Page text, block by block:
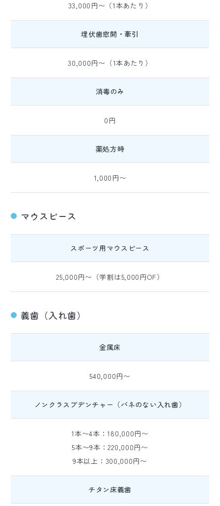
33,000円〜（1本あたり）
埋伏歯窓開・牽引
30,000円〜（1本あたり）
消毒のみ
0円
薬処方時
1,000円〜
マウスピース
スポーツ用マウスピース
25,000円〜（学割は5,000円OF）
義歯（入れ歯）
金属床
540,000円〜
ノンクラスプデンチャー（バネのない入れ歯）
1本〜4本：180,000円〜
5本〜9本：220,000円〜
9本以上：300,000円〜
チタン床義歯